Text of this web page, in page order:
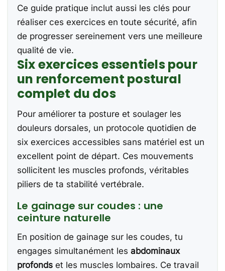
Ce guide pratique inclut aussi les clés pour
réaliser ces exercices en toute sécurité, afin
de progresser sereinement vers une meilleure
qualité de vie.
Six exercices essentiels pour
un renforcement postural
complet du dos
Pour améliorer ta posture et soulager les
douleurs dorsales, un protocole quotidien de
six exercices accessibles sans matériel est un
excellent point de départ. Ces mouvements
sollicitent les muscles profonds, véritables
piliers de ta stabilité vertébrale.
Le gainage sur coudes : une
ceinture naturelle
En position de gainage sur les coudes, tu
engages simultanément les abdominaux
profonds et les muscles lombaires. Ce travail